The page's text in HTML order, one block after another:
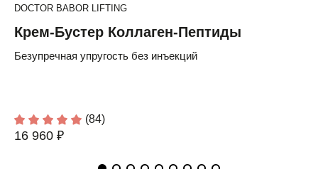
DOCTOR BABOR LIFTING
Крем-Бустер Коллаген-Пептиды
Безупречная упругость без инъекций
(84)
16 960 ₽